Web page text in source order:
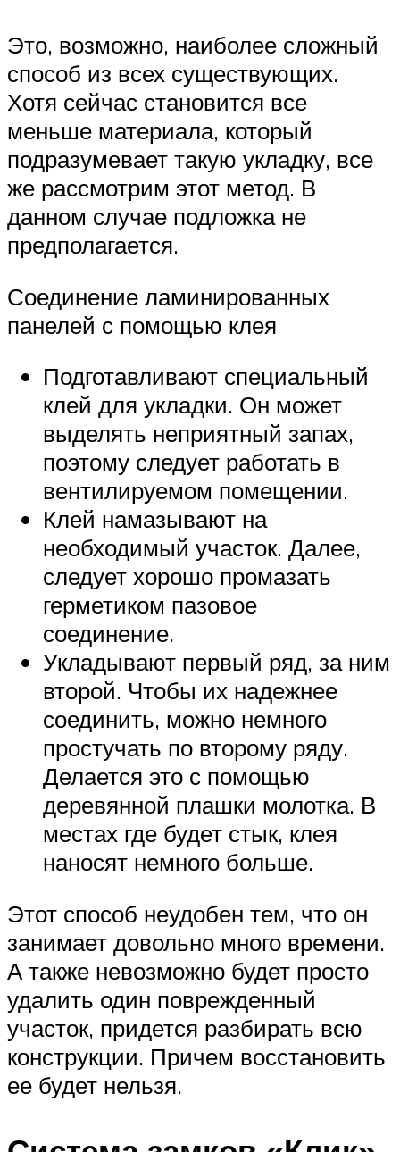
Это, возможно, наиболее сложный
способ из всех существующих.
Хотя сейчас становится все
меньше материала, который
подразумевает такую укладку, все
же рассмотрим этот метод. В
данном случае подложка не
предполагается.
Соединение ламинированных
панелей с помощью клея
Подготавливают специальный
клей для укладки. Он может
выделять неприятный запах,
поэтому следует работать в
вентилируемом помещении.
Клей намазывают на
необходимый участок. Далее,
следует хорошо промазать
герметиком пазовое
соединение.
Укладывают первый ряд, за ним
второй. Чтобы их надежнее
соединить, можно немного
простучать по второму ряду.
Делается это с помощью
деревянной плашки молотка. В
местах где будет стык, клея
наносят немного больше.
Этот способ неудобен тем, что он
занимает довольно много времени.
А также невозможно будет просто
удалить один поврежденный
участок, придется разбирать всю
конструкции. Причем восстановить
ее будет нельзя.